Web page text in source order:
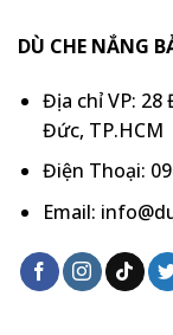
DÙ CHE NẮNG
Địa chỉ VP: 28
Đức, TP.HCM
Điện Thoại:
Email: